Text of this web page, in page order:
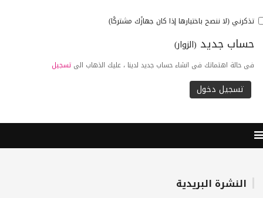
تذكرني (لا ننصح باختيارها إذا كان جهازًك مشتركًا)
حساب جديد (الزوار)
فى حالة اهتماتك فى انشاء حساب جديد لدينا ، عليك الذهاب الى تسجيل
النشرة البريدية